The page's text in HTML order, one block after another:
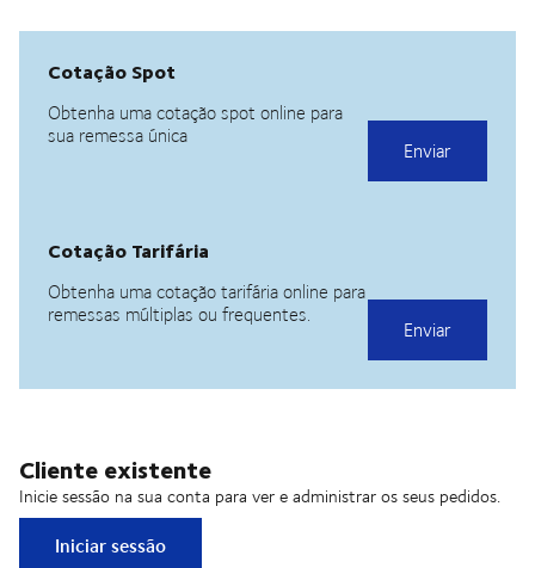
Cliente existente
Inicie sessão na sua conta para ver e administrar os seus pedidos.
Iniciar sessão